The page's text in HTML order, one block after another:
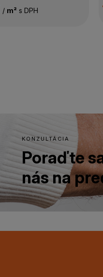
/ m² s DPH
KONZULTÁCIA
Poraďte
nás na